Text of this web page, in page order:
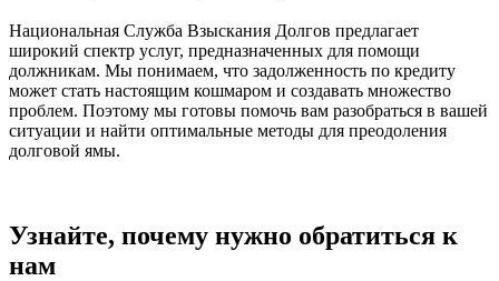
Национальная Служба Взыскания Долгов предлагает
широкий спектр услуг, предназначенных для помощи
должникам. Мы понимаем, что задолженность по кредиту
может стать настоящим кошмаром и создавать множество
проблем. Поэтому мы готовы помочь вам разобраться в вашей
ситуации и найти оптимальные методы для преодоления
долговой ямы.
Узнайте, почему нужно обратиться к
нам